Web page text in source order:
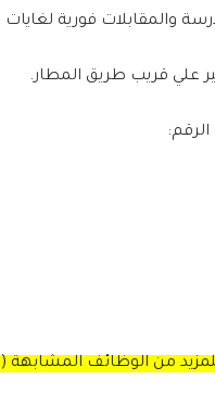
والمقابلات فورية لغايات
علي قريب طريق المطار.
من الوظائف المشابهة (